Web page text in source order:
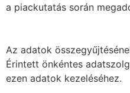
a piackutatás során
Az adatok
Érintett önkéntes
ezen adatok kezeléséhez.